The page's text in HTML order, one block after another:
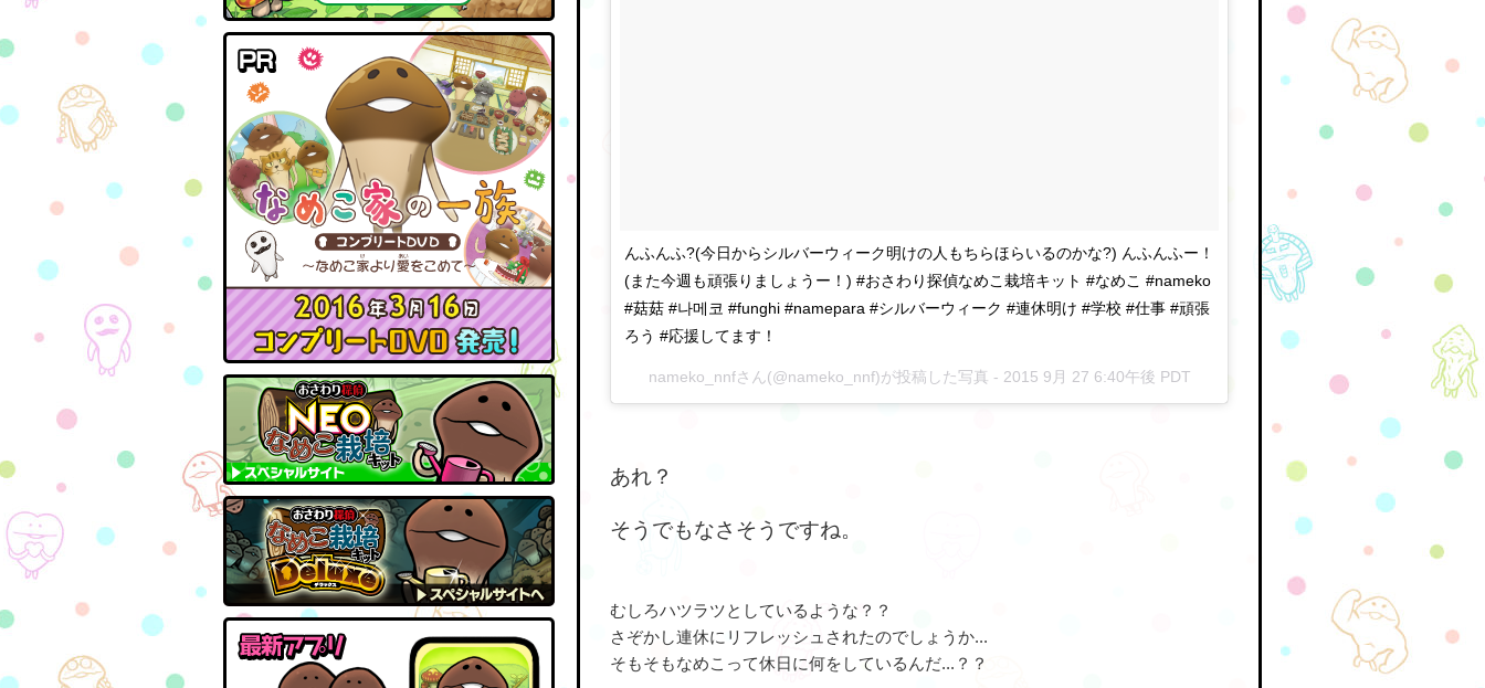
んふんふ?(今日からシルバーウィーク明けの人もちらほらいるのかな?) んふんふー！
(また今週も頑張りましょうー！) #おさわり探偵なめこ栽培キット #なめこ #nameko
#菇菇 #나메코 #funghi #namepara #シルバーウィーク #連休明け #学校 #仕事 #頑張
ろう #応援してます！
nameko_nnfさん(@nameko_nnf)が投稿した写真 - 2015 9月 27 6:40午後 PDT
あれ？
そうでもなさそうですね。
むしろハツラツとしているような？？
さぞかし連休にリフレッシュされたのでしょうか...
そもそもなめこって休日に何をしているんだ...？？